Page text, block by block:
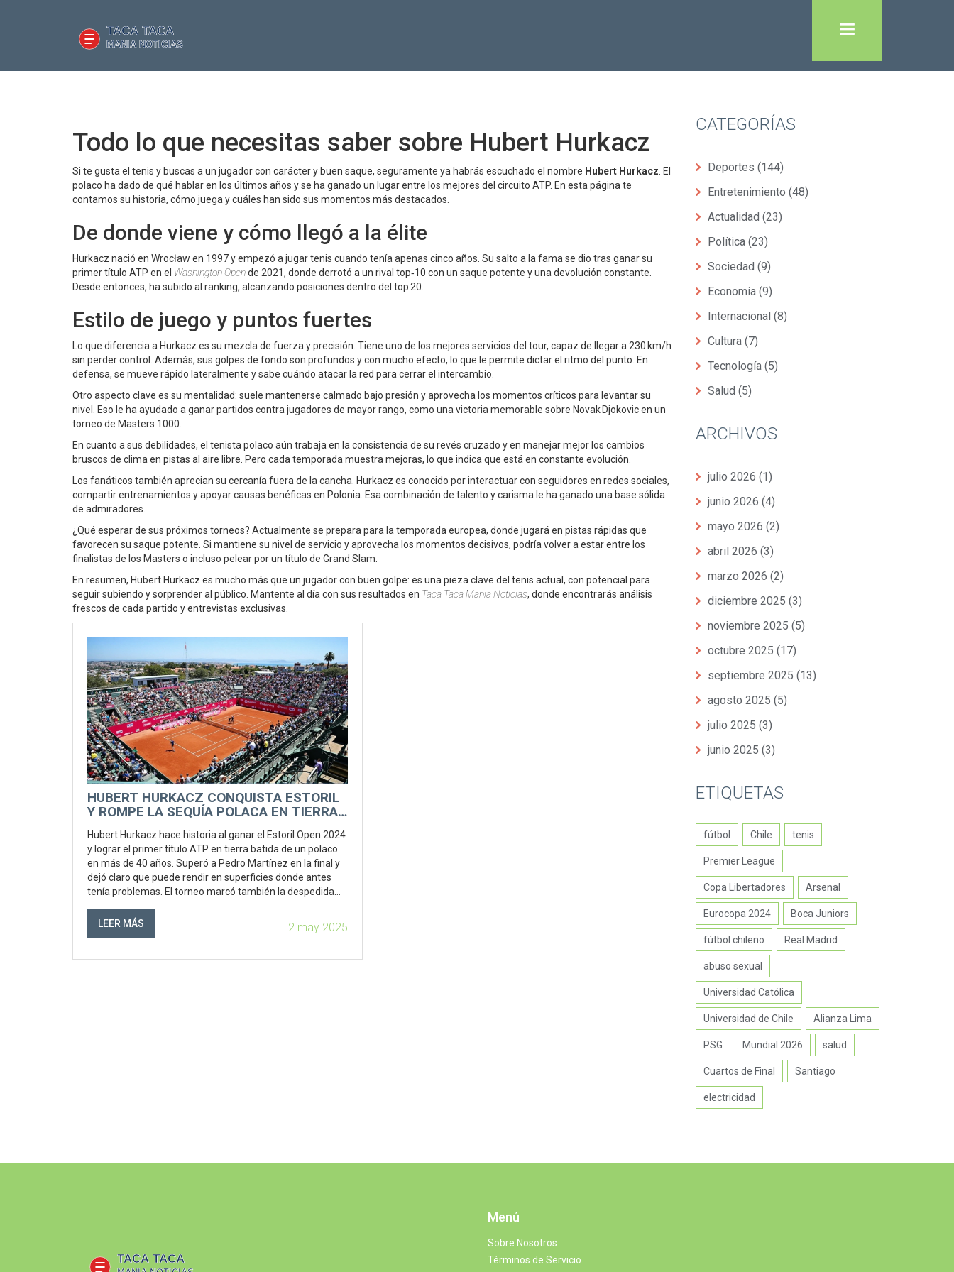
Todo lo que necesitas saber sobre Hubert Hurkacz
Si te gusta el tenis y buscas a un jugador con carácter y buen saque, seguramente ya habrás escuchado el nombre Hubert Hurkacz . El
polaco ha dado de qué hablar en los últimos años y se ha ganado un lugar entre los mejores del circuito ATP. En esta página te
contamos su historia, cómo juega y cuáles han sido sus momentos más destacados.
De donde viene y cómo llegó a la élite
Hurkacz nació en Wrocław en 1997 y empezó a jugar tenis cuando tenía apenas cinco años. Su salto a la fama se dio tras ganar su
primer título ATP en el Washington Opende 2021, donde derrotó a un rival top‑10 con un saque potente y una devolución constante.
Desde entonces, ha subido al ranking, alcanzando posiciones dentro del top 20.
Estilo de juego y puntos fuertes
Lo que diferencia a Hurkacz es su mezcla de fuerza y precisión. Tiene uno de los mejores servicios del tour, capaz de llegar a 230 km/h
sin perder control. Además, sus golpes de fondo son profundos y con mucho efecto, lo que le permite dictar el ritmo del punto. En
defensa, se mueve rápido lateralmente y sabe cuándo atacar la red para cerrar el intercambio.
Otro aspecto clave es su mentalidad: suele mantenerse calmado bajo presión y aprovecha los momentos críticos para levantar su
nivel. Eso le ha ayudado a ganar partidos contra jugadores de mayor rango, como una victoria memorable sobre Novak Djokovic en un
torneo de Masters 1000.
En cuanto a sus debilidades, el tenista polaco aún trabaja en la consistencia de su revés cruzado y en manejar mejor los cambios
bruscos de clima en pistas al aire libre. Pero cada temporada muestra mejoras, lo que indica que está en constante evolución.
Los fanáticos también aprecian su cercanía fuera de la cancha. Hurkacz es conocido por interactuar con seguidores en redes sociales,
compartir entrenamientos y apoyar causas benéficas en Polonia. Esa combinación de talento y carisma le ha ganado una base sólida
de admiradores.
¿Qué esperar de sus próximos torneos? Actualmente se prepara para la temporada europea, donde jugará en pistas rápidas que
favorecen su saque potente. Si mantiene su nivel de servicio y aprovecha los momentos decisivos, podría volver a estar entre los
finalistas de los Masters o incluso pelear por un título de Grand Slam.
En resumen, Hubert Hurkacz es mucho más que un jugador con buen golpe: es una pieza clave del tenis actual, con potencial para
seguir subiendo y sorprender al público. Mantente al día con sus resultados en Taca Taca Mania Noticias, donde encontrarás análisis
frescos de cada partido y entrevistas exclusivas.
HUBERT HURKACZ CONQUISTA ESTORIL
Y ROMPE LA SEQUÍA POLACA EN TIERRA
Hubert Hurkacz hace historia al ganar el Estoril Open 2024
y lograr el primer título ATP en tierra batida de un polaco
en más de 40 años. Superó a Pedro Martínez en la final y
dejó claro que puede rendir en superficies donde antes
tenía problemas. El torneo marcó también la despedida
LEER MÁS
2 may 2025
CATEGORÍAS
Deportes (144)
Entretenimiento (48)
Actualidad (23)
Política (23)
Sociedad (9)
Economía (9)
Internacional (8)
Cultura (7)
Tecnología (5)
Salud (5)
ARCHIVOS
julio 2026 (1)
junio 2026 (4)
mayo 2026 (2)
abril 2026 (3)
marzo 2026 (2)
diciembre 2025 (3)
noviembre 2025 (5)
octubre 2025 (17)
septiembre 2025 (13)
agosto 2025 (5)
julio 2025 (3)
junio 2025 (3)
ETIQUETAS
fútbol Chile tenis
Premier League
Copa Libertadores Arsenal
Eurocopa 2024 Boca Juniors
fútbol chileno Real Madrid
abuso sexual
Universidad Católica
Universidad de Chile Alianza Lima
PSG Mundial 2026 salud
Cuartos de Final Santiago
electricidad
Menú
Sobre Nosotros
Términos de Servicio